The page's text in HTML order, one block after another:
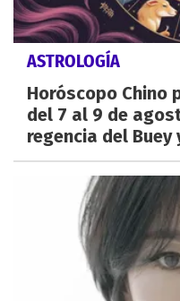
ASTROLOGÍA
Horóscopo Chino
del 7 al 9 de
regencia del Buey